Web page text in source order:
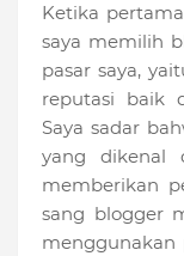
Ketika
saya memilih
pasar saya,
reputasi baik
Saya sadar
yang dikenal
memberikan
sang blogger
menggunakan